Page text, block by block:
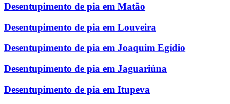
Desentupimento de pia em Matão
Desentupimento de pia em Louveira
Desentupimento de pia em Joaquim Egídio
Desentupimento de pia em Jaguariúna
Desentupimento de pia em Itupeva